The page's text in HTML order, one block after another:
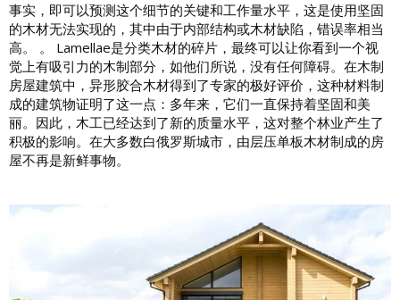
事实，即可以预测这个细节的关键和工作量水平，这是使用坚固
的木材无法实现的，其中由于内部结构或木材缺陷，错误率相当
高。 。 Lamellae是分类木材的碎片，最终可以让你看到一个视
觉上有吸引力的木制部分，如他们所说，没有任何障碍。在木制
房屋建筑中，异形胶合木材得到了专家的极好评价，这种材料制
成的建筑物证明了这一点：多年来，它们一直保持着坚固和美
丽。因此，木工已经达到了新的质量水平，这对整个林业产生了
积极的影响。在大多数白俄罗斯城市，由层压单板木材制成的房
屋不再是新鲜事物。